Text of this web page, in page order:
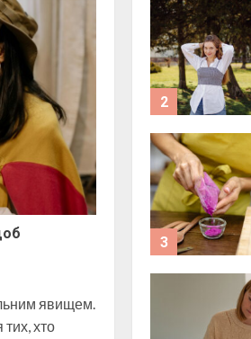
явищем.
хто
2
3